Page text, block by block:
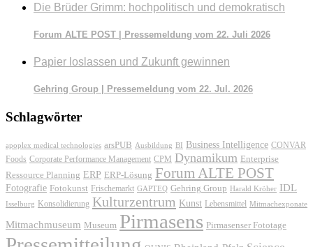
Die Brüder Grimm: hochpolitisch und demokratisch
Forum ALTE POST | Pressemeldung vom 22. Juli 2026
Papier loslassen und Zukunft gewinnen
Gehring Group | Pressemeldung vom 22. Jul. 2026
Schlagwörter
apoplex medical technologies arsPUB Ausbildung BI Business Intelligence CONVAR
Foods Corporate Performance Management CPM Dynamikum Enterprise
Ressource Planning ERP ERP-Lösung Forum ALTE POST
Fotografie Fotokunst Frischemarkt GAPTEQ Gehring Group Harald Kröher IDL
Isselburg Konsolidierung Kulturzentrum Kunst Lebensmittel Mitmachexponate
Mitmachmuseum Museum Pirmasens Pirmasenser Fototage